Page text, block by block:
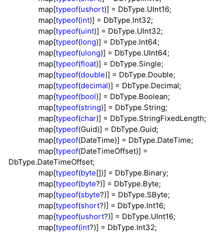
map[typeof(ushort)] = DbType.UInt16;
map[typeof(int)] = DbType.Int32;
map[typeof(uint)] = DbType.UInt32;
map[typeof(long)] = DbType.Int64;
map[typeof(ulong)] = DbType.UInt64;
map[typeof(float)] = DbType.Single;
map[typeof(double)] = DbType.Double;
map[typeof(decimal)] = DbType.Decimal;
map[typeof(bool)] = DbType.Boolean;
map[typeof(string)] = DbType.String;
map[typeof(char)] = DbType.StringFixedLength;
map[typeof(Guid)] = DbType.Guid;
map[typeof(DateTime)] = DbType.DateTime;
map[typeof(DateTimeOffset)] =
DbType.DateTimeOffset;
map[typeof(byte[])] = DbType.Binary;
map[typeof(byte?)] = DbType.Byte;
map[typeof(sbyte?)] = DbType.SByte;
map[typeof(short?)] = DbType.Int16;
map[typeof(ushort?)] = DbType.UInt16;
map[typeof(int?)] = DbType.Int32;